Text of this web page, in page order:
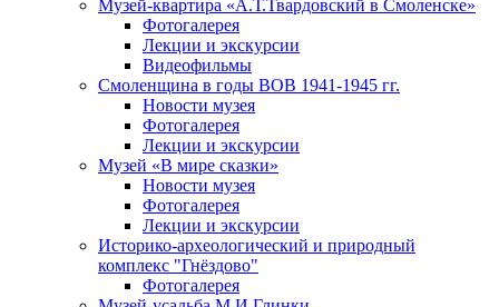
Музей-квартира «А.Т.Твардовский в Смоленске»
Фотогалерея
Лекции и экскурсии
Видеофильмы
Смоленщина в годы ВОВ 1941-1945 гг.
Новости музея
Фотогалерея
Лекции и экскурсии
Музей «В мире сказки»
Новости музея
Фотогалерея
Лекции и экскурсии
Историко-археологический и природный
комплекс "Гнёздово"
Фотогалерея